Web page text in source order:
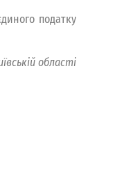
податку
області